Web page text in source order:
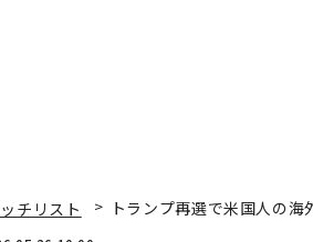
チリスト トランプ再選で米国人の